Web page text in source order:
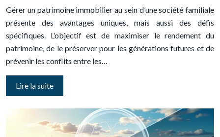
Gérer un patrimoine immobilier au sein d’une société familiale
présente des avantages uniques, mais aussi des défis
spécifiques. L’objectif est de maximiser le rendement du
patrimoine, de le préserver pour les générations futures et de
prévenir les conflits entre les…
Lire la suite